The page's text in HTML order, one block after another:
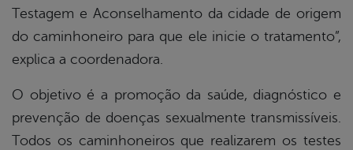
Testagem e Aconselhamento da cidade de origem
do caminhoneiro para que ele inicie o tratamento”,
explica a coordenadora.
O objetivo é a promoção da saúde, diagnóstico e
prevenção de doenças sexualmente transmissíveis.
Todos os caminhoneiros que realizarem os testes